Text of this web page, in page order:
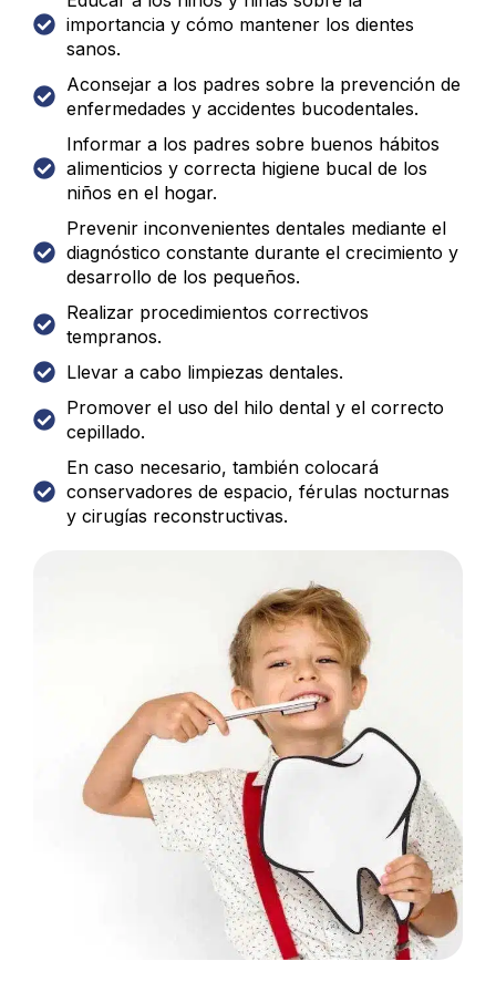
importancia y cómo mantener los dientes
sanos.
Aconsejar a los padres sobre la prevención de
enfermedades y accidentes bucodentales.
Informar a los padres sobre buenos hábitos
alimenticios y correcta higiene bucal de los
niños en el hogar.
Prevenir inconvenientes dentales mediante el
diagnóstico constante durante el crecimiento y
desarrollo de los pequeños.
Realizar procedimientos correctivos
tempranos.
Llevar a cabo limpiezas dentales.
Promover el uso del hilo dental y el correcto
cepillado.
En caso necesario, también colocará
conservadores de espacio, férulas nocturnas
y cirugías reconstructivas.